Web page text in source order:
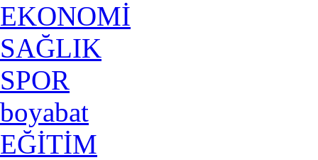
EKONOMİ
SAĞLIK
SPOR
boyabat
EĞİTİM